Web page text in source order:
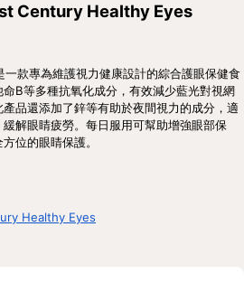
Century Healthy Eyes
款專為維護視力健康設計的綜合護眼保健食
B等多種抗氧化成分，有效減少藍光對視網
品還添加了鋅等有助於夜間視力的成分，適
解眼睛疲勞。每日服用可幫助增強眼部保
位的眼睛保護。
Healthy Eyes